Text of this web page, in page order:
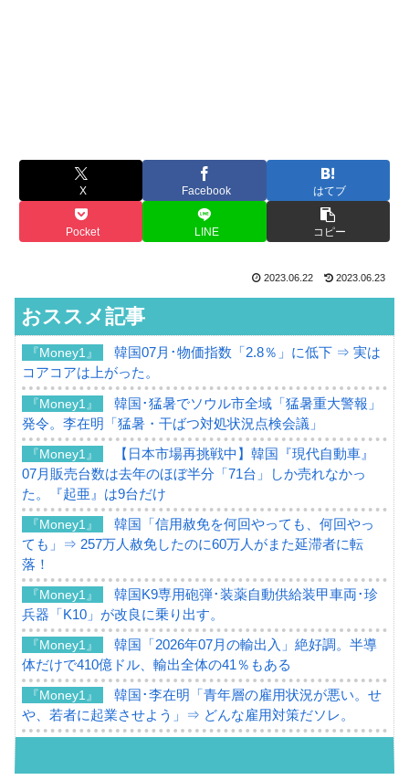
X Facebook はてブ
Pocket LINE コピー
2023.06.22 2023.06.23
おススメ記事
『Money1』
韓国07月･物価指数「2.8％」に低下 ⇒ 実は
コアコアは上がった。
『Money1』
韓国･猛暑でソウル市全域「猛暑重大警報」
発令。李在明「猛暑・干ばつ対処状況点検会議」
『Money1』
【日本市場再挑戦中】韓国『現代自動車』
07月販売台数は去年のほぼ半分「71台」しか売れなかっ
た。『起亜』は9台だけ
『Money1』
韓国「信用赦免を何回やっても、何回やっ
ても」⇒ 257万人赦免したのに60万人がまた延滞者に転
落！
『Money1』
韓国K9専用砲弾･装薬自動供給装甲車両･珍
兵器「K10」が改良に乗り出す。
『Money1』
韓国「2026年07月の輸出入」絶好調。半導
体だけで410億ドル、輸出全体の41％もある
『Money1』
韓国･李在明「青年層の雇用状況が悪い。せ
や、若者に起業させよう」⇒ どんな雇用対策だソレ。